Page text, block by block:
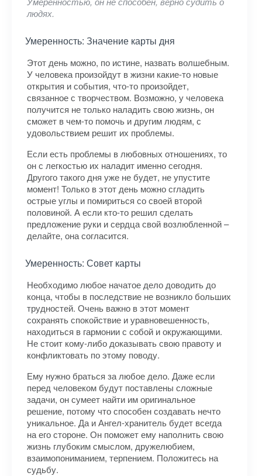
людях.
Умеренность: Значение карты дня
Этот день можно, по истине, назвать волшебным.
У человека произойдут в жизни какие-то новые
открытия и события, что-то произойдет,
связанное с творчеством. Возможно, у человека
получится не только наладить свою жизнь, он
сможет в чем-то помочь и другим людям, с
удовольствием решит их проблемы.
Если есть проблемы в любовных отношениях, то
он с легкостью их наладит именно сегодня.
Другого такого дня уже не будет, не упустите
момент! Только в этот день можно сгладить
острые углы и помириться со своей второй
половиной. А если кто-то решил сделать
предложение руки и сердца свой возлюбленной –
делайте, она согласится.
Умеренность: Совет карты
Необходимо любое начатое дело доводить до
конца, чтобы в последствие не возникло больших
трудностей. Очень важно в этот момент
сохранять спокойствие и уравновешенность,
находиться в гармонии с собой и окружающими.
Не стоит кому-либо доказывать свою правоту и
конфликтовать по этому поводу.
Ему нужно браться за любое дело. Даже если
перед человеком будут поставлены сложные
задачи, он сумеет найти им оригинальное
решение, потому что способен создавать нечто
уникальное. Да и Ангел-хранитель будет всегда
на его стороне. Он поможет ему наполнить свою
жизнь глубоким смыслом, дружелюбием,
взаимопониманием, терпением. Положитесь на
судьбу.